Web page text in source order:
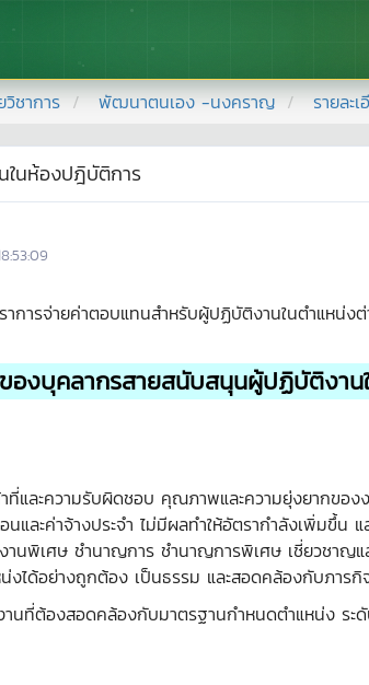
ชาการ พัฒนาตนเอง -นงคราญ รายละ
ในห้องปฎิบัติการ
าการจ่ายค่าตอบแทนสำหรับผู้ปฏิบัติงานในตำแห
ของบุคลากรสายสนับสนุนผู้ปฏิบัติงา
ะความรับผิดชอบ คุณภาพและความยุ่งยากของง
ละค่าจ้างประจำ ไม่มีผลทำให้อัตรากำลังเพิ่มขึ้น
พิเศษ ชำนาญการ ชำนาญการพิเศษ เชี่ยวชาญแ
งได้อย่างถูกต้อง เป็นธรรม และสอดคล้องกับภาร
นที่ต้องสอดคล้องกับมาตรฐานกำหนดตำแหน่ง ระ